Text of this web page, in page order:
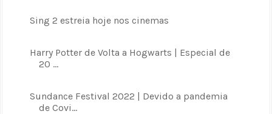
Sing 2 estreia hoje nos cinemas
Harry Potter de Volta a Hogwarts | Especial de
20 ...
Sundance Festival 2022 | Devido a pandemia
de Covi...